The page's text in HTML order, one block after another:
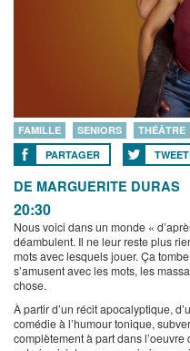
FAMILLE SENIORS
THÉÂTRE
PARTAGER
DE MARGUERITE DURAS
20:30
Nous voici dans un monde «
déambulent. Il ne leur reste plus
mots avec lesquels jouer. Ça
s’amusent avec les mots, les
chose.
À partir d’un récit apocalyptique,
comédie à l’humour tonique,
complètement à part dans